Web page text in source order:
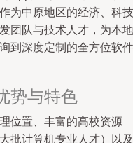
为中原地区的经济、科技
团队与技术人才，为本地
到深度定制的全方位软件
势与特色
位置、丰富的高校资源
批计算机专业人才）以及